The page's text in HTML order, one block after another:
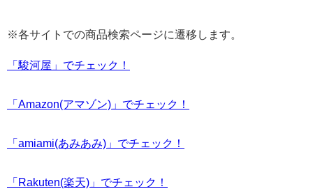
※各サイトでの商品検索ページに遷移します。
「駿河屋」でチェック！
「Amazon(アマゾン)」でチェック！
「amiami(あみあみ)」でチェック！
「Rakuten(楽天)」でチェック！